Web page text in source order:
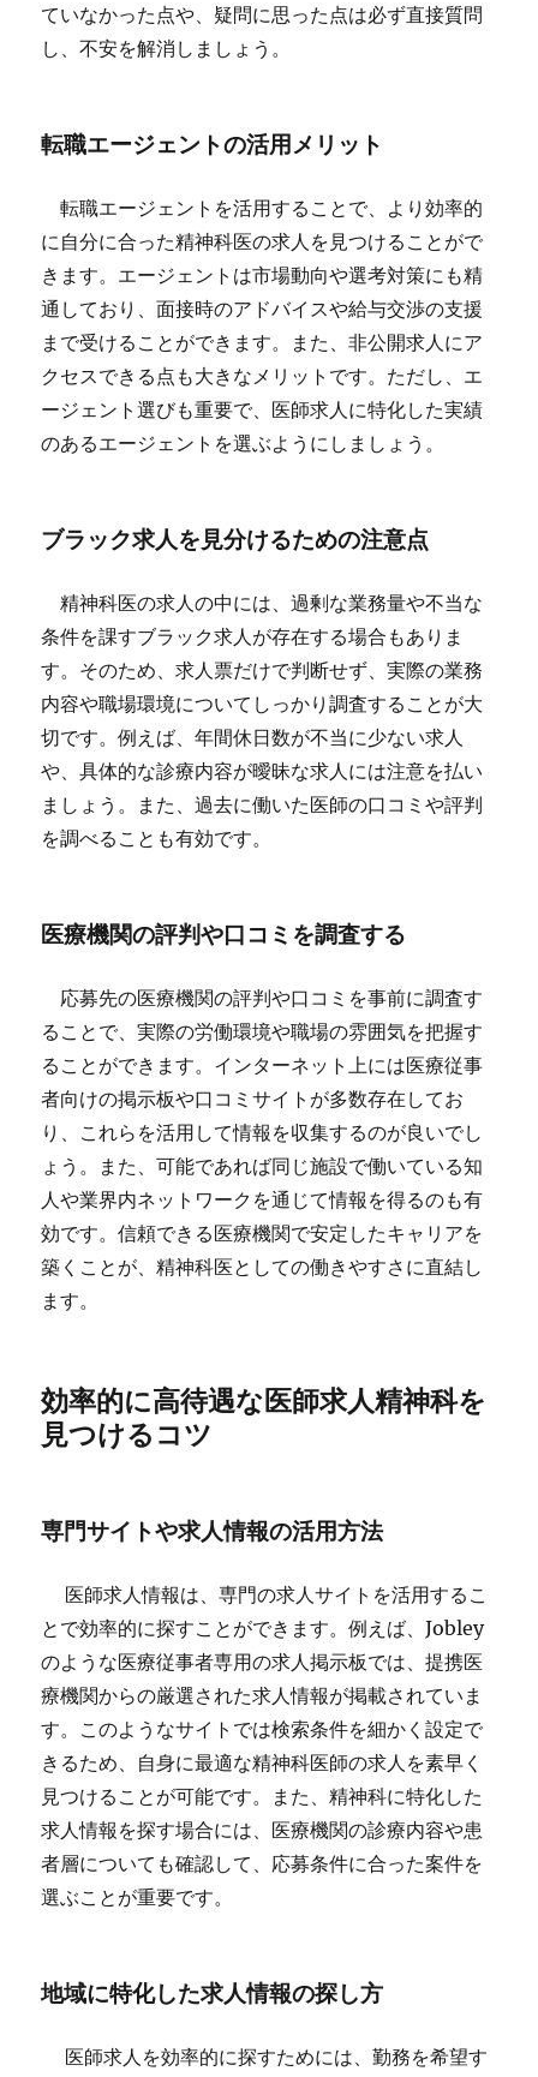
ていなかった点や、疑問に思った点は必ず直接質問
し、不安を解消しましょう。
転職エージェントの活用メリット
転職エージェントを活用することで、より効率的
に自分に合った精神科医の求人を見つけることがで
きます。エージェントは市場動向や選考対策にも精
通しており、面接時のアドバイスや給与交渉の支援
まで受けることができます。また、非公開求人にア
クセスできる点も大きなメリットです。ただし、エ
ージェント選びも重要で、医師求人に特化した実績
のあるエージェントを選ぶようにしましょう。
ブラック求人を見分けるための注意点
精神科医の求人の中には、過剰な業務量や不当な
条件を課すブラック求人が存在する場合もありま
す。そのため、求人票だけで判断せず、実際の業務
内容や職場環境についてしっかり調査することが大
切です。例えば、年間休日数が不当に少ない求人
や、具体的な診療内容が曖昧な求人には注意を払い
ましょう。また、過去に働いた医師の口コミや評判
を調べることも有効です。
医療機関の評判や口コミを調査する
応募先の医療機関の評判や口コミを事前に調査す
ることで、実際の労働環境や職場の雰囲気を把握す
ることができます。インターネット上には医療従事
者向けの掲示板や口コミサイトが多数存在してお
り、これらを活用して情報を収集するのが良いでし
ょう。また、可能であれば同じ施設で働いている知
人や業界内ネットワークを通じて情報を得るのも有
効です。信頼できる医療機関で安定したキャリアを
築くことが、精神科医としての働きやすさに直結し
ます。
効率的に高待遇な医師求人精神科を
見つけるコツ
専門サイトや求人情報の活用方法
医師求人情報は、専門の求人サイトを活用するこ
とで効率的に探すことができます。例えば、Jobley
のような医療従事者専用の求人掲示板では、提携医
療機関からの厳選された求人情報が掲載されていま
す。このようなサイトでは検索条件を細かく設定で
きるため、自身に最適な精神科医師の求人を素早く
見つけることが可能です。また、精神科に特化した
求人情報を探す場合には、医療機関の診療内容や患
者層についても確認して、応募条件に合った案件を
選ぶことが重要です。
地域に特化した求人情報の探し方
医師求人を効率的に探すためには、勤務を希望す